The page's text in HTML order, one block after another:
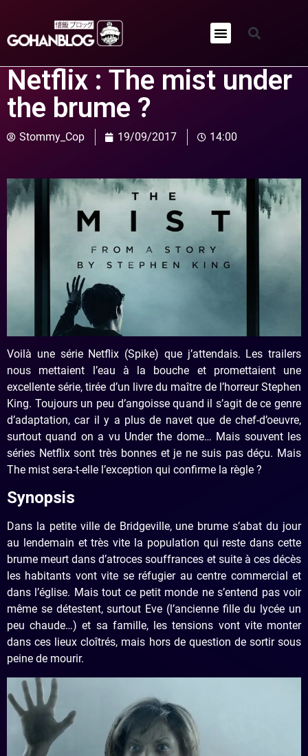
Netflix : The mist under
the brume ?
Stommy_Cop 19/09/2017 14:00
Voilà une série Netflix (Spike) que j’attendais. Les trailers
nous mettaient l’eau à la bouche et promettaient une
excellente série, tirée d’un livre du maître de l’horreur Stephen
King. Toujours un peu d’angoisse quand il s’agit de ce genre
d’adaptation, car il y a plus de navet que de chef-d’oeuvre,
surtout quand on a vu Under the dome… Mais souvent les
séries Netflix sont très bonnes et je ne suis pas déçu. Mais
The mist sera-t-elle l’exception qui confirme la règle ?
Synopsis
Dans la petite ville de Bridgeville, une brume s’abat du jour
au lendemain et très vite la population qui reste dans cette
brume meurt dans d’atroces souffrances et suite à ces décès
les habitants vont vite se réfugier au centre commercial et
dans l’église. Mais tout ce petit monde ne s’entend pas voir
même se détestent, surtout Eve (l’ancienne fille du lycée un
peu chaude…) et sa famille, les tensions vont vite monter
dans ces lieux cloîtrés, mais hors de question de sortir sous
peine de mourir.